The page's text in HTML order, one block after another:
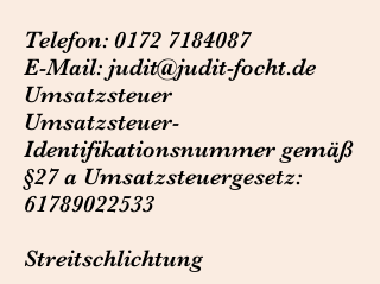
Telefon: 0172 7184087
E-Mail: judit@judit-focht.de
Umsatzsteuer
Umsatzsteuer-
Identifikationsnummer gemäß
§27 a Umsatzsteuergesetz:
61789022533
Streitschlichtung